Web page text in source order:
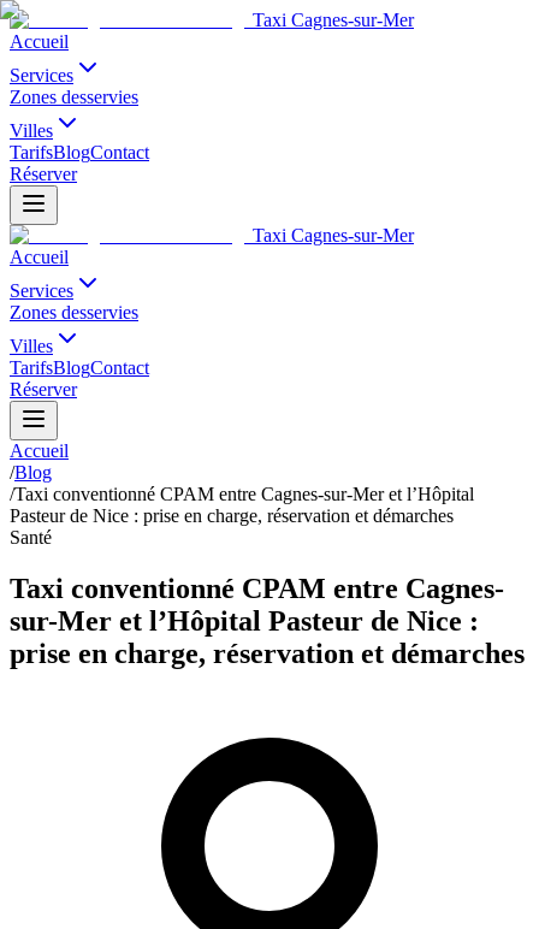
Taxi Cagnes-sur-Mer
Accueil
Services
Zones desservies
Villes
TarifsBlogContact
Réserver
Taxi Cagnes-sur-Mer
Accueil
Services
Zones desservies
Villes
TarifsBlogContact
Réserver
Accueil
/Blog
/Taxi conventionné CPAM entre Cagnes-sur-Mer et l’Hôpital
Pasteur de Nice : prise en charge, réservation et démarches
Santé
Taxi conventionné CPAM entre Cagnes-
sur-Mer et l’Hôpital Pasteur de Nice :
prise en charge, réservation et démarches